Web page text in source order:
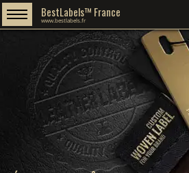
BestLabels™ France
www.bestlabels.fr